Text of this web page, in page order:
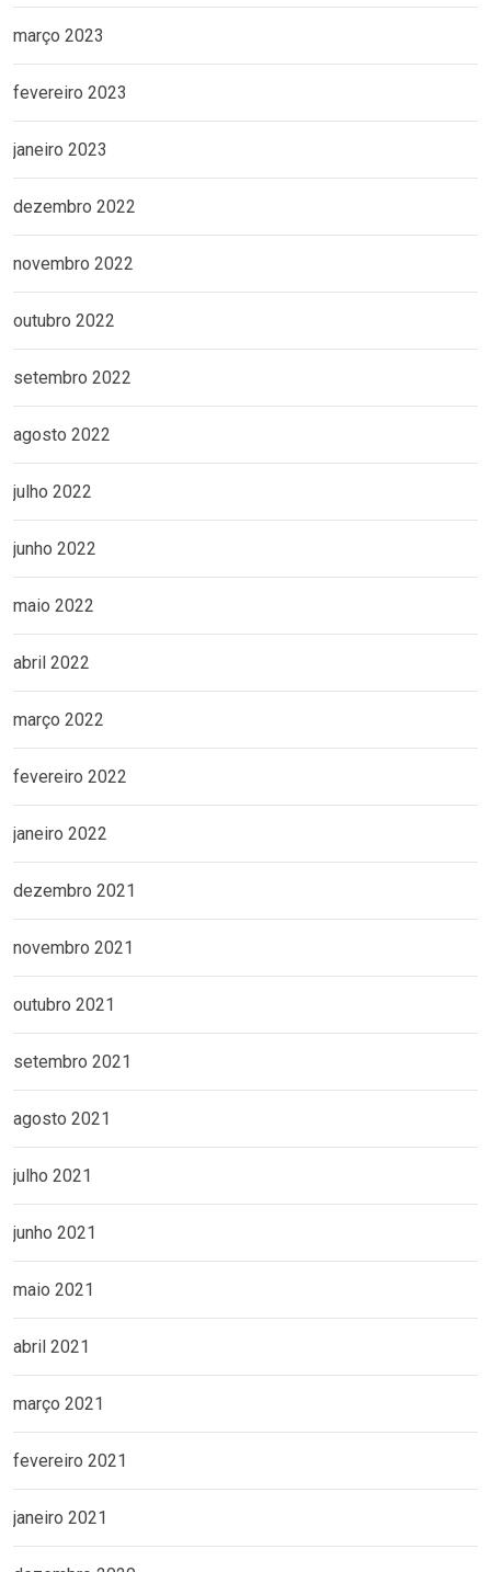
março 2023
fevereiro 2023
janeiro 2023
dezembro 2022
novembro 2022
outubro 2022
setembro 2022
agosto 2022
julho 2022
junho 2022
maio 2022
abril 2022
março 2022
fevereiro 2022
janeiro 2022
dezembro 2021
novembro 2021
outubro 2021
setembro 2021
agosto 2021
julho 2021
junho 2021
maio 2021
abril 2021
março 2021
fevereiro 2021
janeiro 2021